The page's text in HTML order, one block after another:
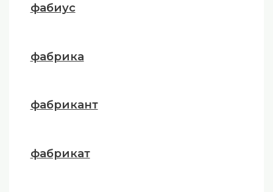
фабиус
фабрика
фабрикант
фабрикат